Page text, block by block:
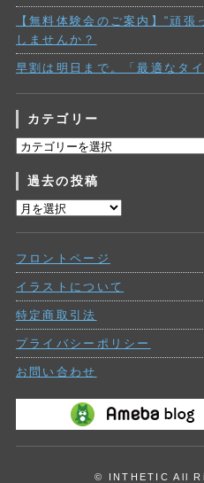
【無料体験会のご案内】“頑
しませんか？
早割は明日まで。「最適なタ
カテゴリー
カ
ゴ
リ
ー
過去の投稿
過
投
稿
フロントページ
イラストについて
特定商取引法
プライバシーポリシー
お問い合わせ
© INTHETIC All